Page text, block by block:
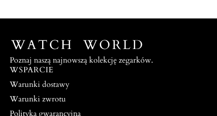
Poznaj naszą najnowszą kolekcję zegarków.
WSPARCIE
Warunki dostawy
Warunki zwrotu
Polityka gwarancyjna